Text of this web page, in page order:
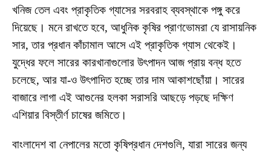
খনিজ তেল এবং প্রাকৃতিক গ্যাসের সরবরাহ ব্যবস্থাকে পঙ্গু করে
দিয়েছে। মনে রাখতে হবে, আধুনিক কৃষির প্রাণভোমরা যে রাসায়নিক
সার, তার প্রধান কাঁচামাল আসে এই প্রাকৃতিক গ্যাস থেকেই।
যুদ্ধের ফলে সারের কারখানাগুলোর উৎপাদন আজ প্রায় বন্ধ হতে
চলেছে, আর যা-ও উৎপাদিত হচ্ছে তার দাম আকাশছোঁয়া। সারের
বাজারে লাগা এই আগুনের হলকা সরাসরি আছড়ে পড়ছে দক্ষিণ
এশিয়ার বিস্তীর্ণ চাষের জমিতে।
বাংলাদেশ বা নেপালের মতো কৃষিপ্রধান দেশগুলি, যারা সারের জন্য